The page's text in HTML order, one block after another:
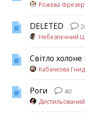
Рожева
DELETED
Небезпечний
Світло
Кабачкова
Роги
40